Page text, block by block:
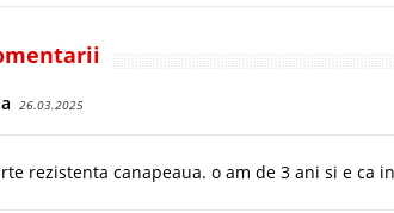
26.03.2025
rezistenta canapeaua. o am de 3 ani si e